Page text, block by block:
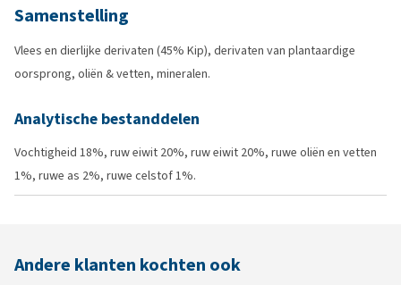
Samenstelling
Vlees en dierlijke derivaten (45% Kip), derivaten van plantaardige
oorsprong, oliën & vetten, mineralen.
Analytische bestanddelen
Vochtigheid 18%, ruw eiwit 20%, ruw eiwit 20%, ruwe oliën en vetten
1%, ruwe as 2%, ruwe celstof 1%.
Andere klanten kochten ook